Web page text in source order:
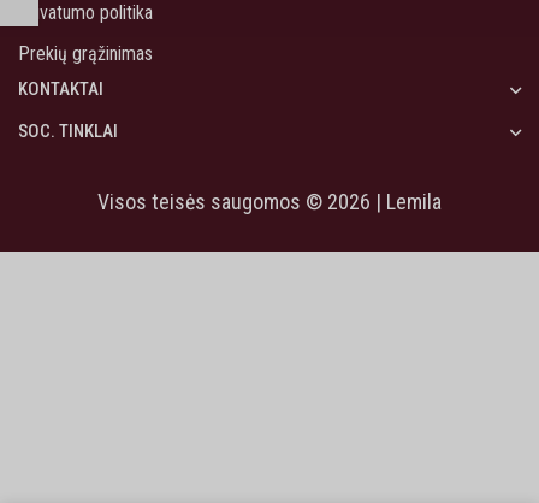
Privatumo politika
Prekių grąžinimas
KONTAKTAI
SOC. TINKLAI
Visos teisės saugomos © 2026 | Lemila